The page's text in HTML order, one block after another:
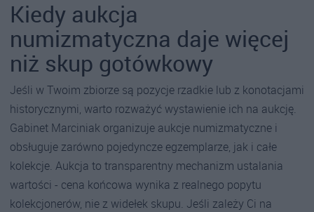
Kiedy aukcja
numizmatyczna daje więcej
niż skup gotówkowy
Jeśli w Twoim zbiorze są pozycje rzadkie lub z konotacjami
historycznymi, warto rozważyć wystawienie ich na aukcję.
Gabinet Marciniak organizuje aukcje numizmatyczne i
obsługuje zarówno pojedyncze egzemplarze, jak i całe
kolekcje. Aukcja to transparentny mechanizm ustalania
wartości - cena końcowa wynika z realnego popytu
kolekcjonerów, nie z widełek skupu. Jeśli zależy Ci na